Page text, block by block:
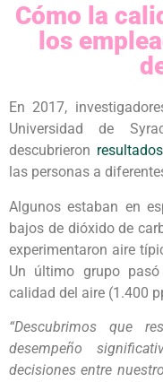
Cómo la
los
En 2017,
Universidad de
descubrieron
las personas a
Algunos estaban en
bajos de dióxido de
experimentaron aire
Un último grupo
calidad del aire (1.400
“Descubrimos que
desempeño
decisiones entre